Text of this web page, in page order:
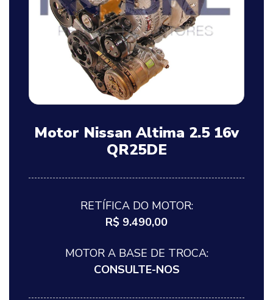
Motor Nissan Altima 2.5 16v
QR25DE
RETÍFICA DO MOTOR:
R$ 9.490,00
MOTOR A BASE DE TROCA:
CONSULTE-NOS